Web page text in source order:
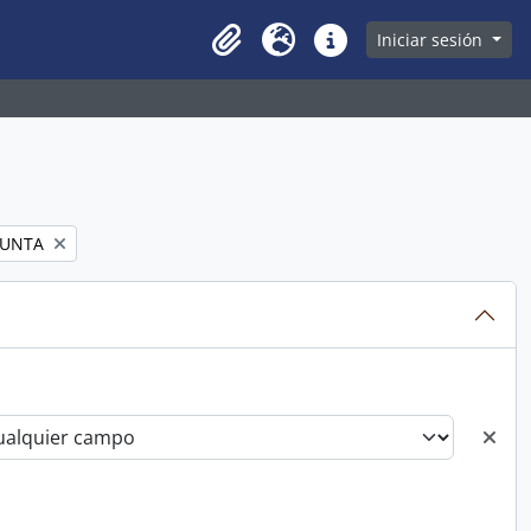
Clipboard
Idioma Enlaces rápidos
Iniciar sesión